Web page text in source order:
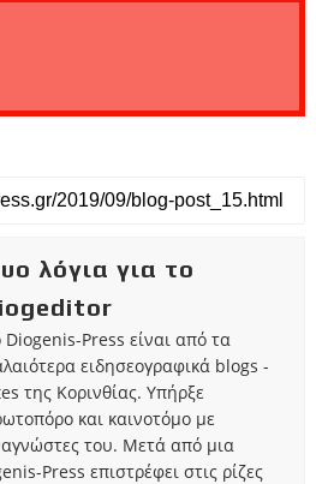
λόγια για το
Diogenis-Press είναι από τα
ειδησεογραφικά blogs -
της Κορινθίας. Υπήρξε
και καινοτόμο με
του. Μετά από μια
Press επιστρέφει στις ρίζες